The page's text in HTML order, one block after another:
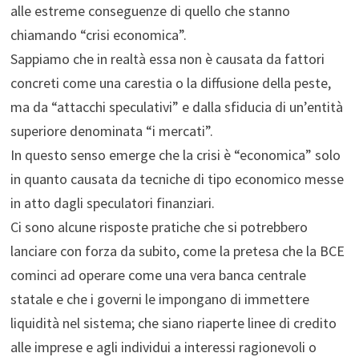
alle estreme conseguenze di quello che stanno
chiamando “crisi economica”.
Sappiamo che in realtà essa non è causata da fattori
concreti come una carestia o la diffusione della peste,
ma da “attacchi speculativi” e dalla sfiducia di un’entità
superiore denominata “i mercati”.
In questo senso emerge che la crisi è “economica” solo
in quanto causata da tecniche di tipo economico messe
in atto dagli speculatori finanziari.
Ci sono alcune risposte pratiche che si potrebbero
lanciare con forza da subito, come la pretesa che la BCE
cominci ad operare come una vera banca centrale
statale e che i governi le impongano di immettere
liquidità nel sistema; che siano riaperte linee di credito
alle imprese e agli individui a interessi ragionevoli o